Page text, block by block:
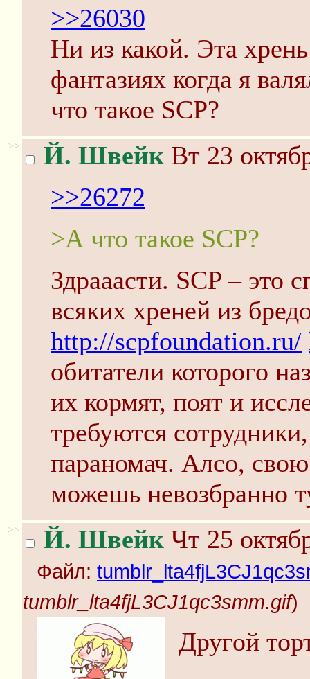
>>26030
Ни из какой. Эта
фантазиях когда я
что такое SCP?
>> Й. Швейк Вт 23
>>26272
>А что такое SCP?
Здрааасти. SCP – это
всяких хреней из
http://scpfoundation.ru/
обитатели которого
их кормят, поят и
требуются
параномач. Алсо,
можешь невозбранно
>> Й. Швейк Чт 25
Файл:
tumblr_lta4fjL3CJ1qc3smm.gif)
Другой